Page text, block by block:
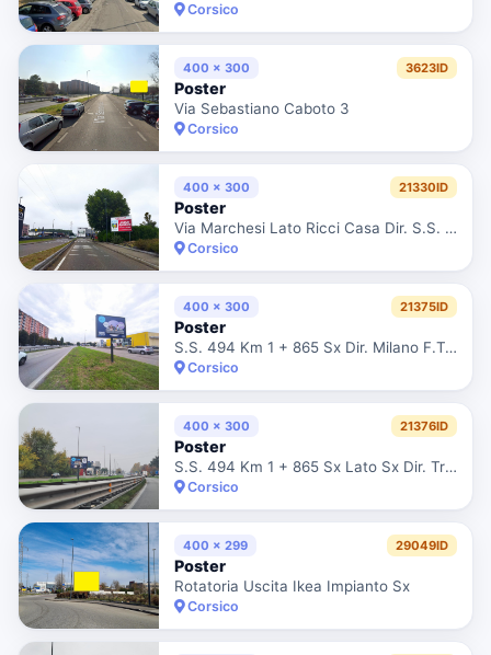
Corsico
400 x 300 3623ID
Poster
Via Sebastiano Caboto 3
Corsico
400 x 300 21330ID
Poster
Via Marchesi Lato Ricci Casa Dir. S.S. 494 11
Corsico
400 x 300 21375ID
Poster
S.S. 494 Km 1 + 865 Sx Dir. Milano F.Te Chicco
Corsico
400 x 300 21376ID
Poster
S.S. 494 Km 1 + 865 Sx Lato Sx Dir. Trezzano F.Te Chicco
Corsico
400 x 299 29049ID
Poster
Rotatoria Uscita Ikea Impianto Sx
Corsico